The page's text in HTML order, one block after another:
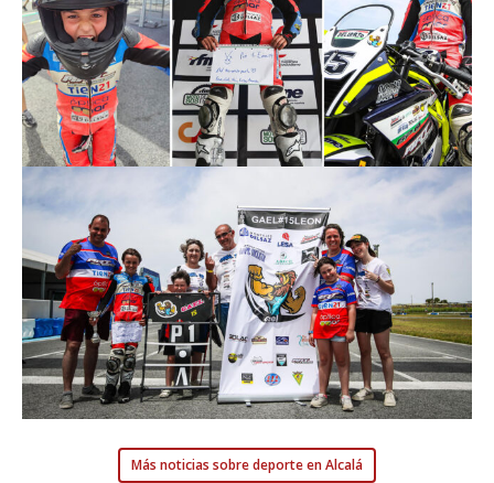
Más noticias sobre deporte en Alcalá